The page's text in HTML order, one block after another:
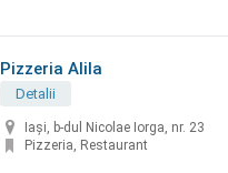
Pizzeria Alila
Detalii
Iași, b-dul Nicolae Iorga, nr. 23
Pizzeria, Restaurant